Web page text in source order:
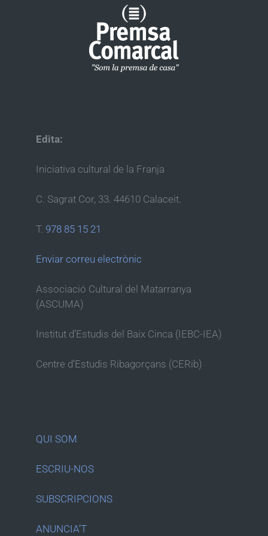
Edita:
Iniciativa cultural de la Franja
C. Sagrat Cor, 33. 44610 Calaceit.
T. 978 85 15 21
Enviar correu electrònic
Associació Cultural del Matarranya
(ASCUMA)
Institut d’Estudis del Baix Cinca (IEBC-IEA)
Centre d’Estudis Ribagorçans (CERib)
QUI SOM
ESCRIU-NOS
SUBSCRIPCIONS
ANUNCIA’T